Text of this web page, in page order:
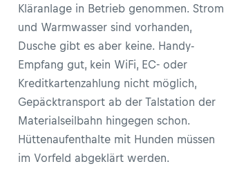
Kläranlage in Betrieb genommen. Strom
und Warmwasser sind vorhanden,
Dusche gibt es aber keine. Handy-
Empfang gut, kein WiFi, EC- oder
Kreditkartenzahlung nicht möglich,
Gepäcktransport ab der Talstation der
Materialseilbahn hingegen schon.
Hüttenaufenthalte mit Hunden müssen
im Vorfeld abgeklärt werden.